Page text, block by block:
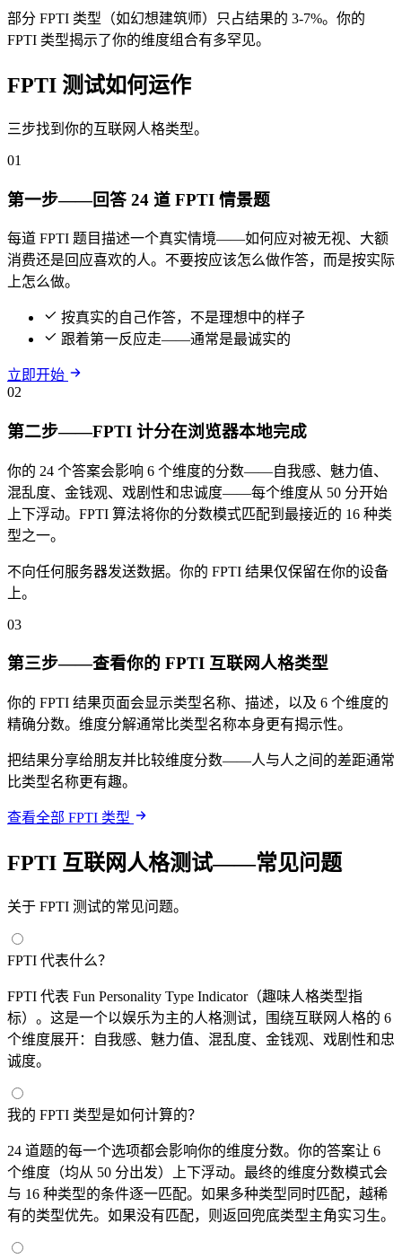
部分 FPTI 类型（如幻想建筑师）只占结果的 3-7%。你的
FPTI 类型揭示了你的维度组合有多罕见。
FPTI 测试如何运作
三步找到你的互联网人格类型。
01
第一步——回答 24 道 FPTI 情景题
每道 FPTI 题目描述一个真实情境——如何应对被无视、大额
消费还是回应喜欢的人。不要按应该怎么做作答，而是按实际
上怎么做。
按真实的自己作答，不是理想中的样子
跟着第一反应走——通常是最诚实的
立即开始
02
第二步——FPTI 计分在浏览器本地完成
你的 24 个答案会影响 6 个维度的分数——自我感、魅力值、
混乱度、金钱观、戏剧性和忠诚度——每个维度从 50 分开始
上下浮动。FPTI 算法将你的分数模式匹配到最接近的 16 种类
型之一。
不向任何服务器发送数据。你的 FPTI 结果仅保留在你的设备
上。
03
第三步——查看你的 FPTI 互联网人格类型
你的 FPTI 结果页面会显示类型名称、描述，以及 6 个维度的
精确分数。维度分解通常比类型名称本身更有揭示性。
把结果分享给朋友并比较维度分数——人与人之间的差距通常
比类型名称更有趣。
查看全部 FPTI 类型
FPTI 互联网人格测试——常见问题
关于 FPTI 测试的常见问题。
FPTI 代表什么？
FPTI 代表 Fun Personality Type Indicator（趣味人格类型指
标）。这是一个以娱乐为主的人格测试，围绕互联网人格的 6
个维度展开：自我感、魅力值、混乱度、金钱观、戏剧性和忠
诚度。
我的 FPTI 类型是如何计算的？
24 道题的每一个选项都会影响你的维度分数。你的答案让 6
个维度（均从 50 分出发）上下浮动。最终的维度分数模式会
与 16 种类型的条件逐一匹配。如果多种类型同时匹配，越稀
有的类型优先。如果没有匹配，则返回兜底类型主角实习生。